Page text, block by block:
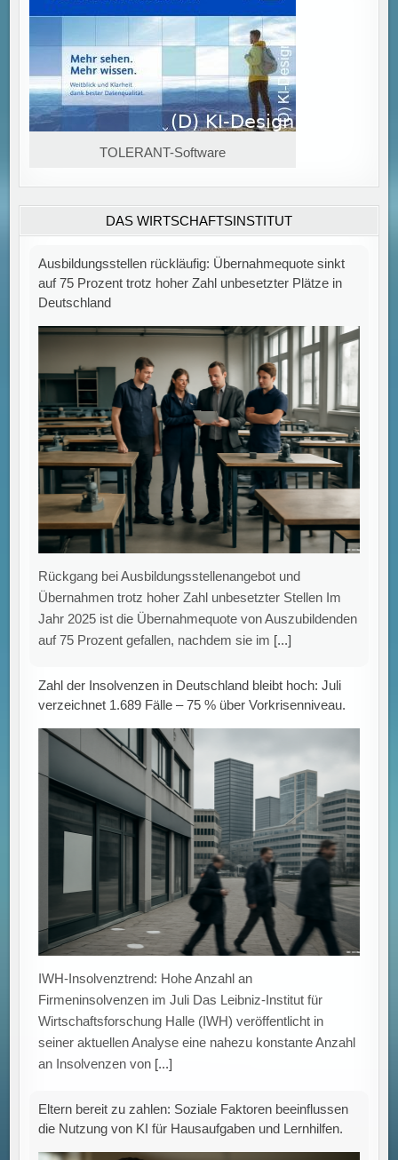
TOLERANT-Software
DAS WIRTSCHAFTSINSTITUT
Rückgang bei Ausbildungsstellenangebot und
auf 75 Prozent gefallen, nachdem sie im[...]
Zahl der Insolvenzen in Deutschland bleibt hoch: Juli
verzeichnet 1.689 Fälle – 75 % über Vorkrisenniveau.
IWH-Insolvenztrend: Hohe Anzahl an
Firmeninsolvenzen im Juli Das Leibniz-Institut für
Wirtschaftsforschung Halle (IWH) veröffentlicht in
seiner aktuellen Analyse eine nahezu konstante Anzahl
an Insolvenzen von[...]
Eltern bereit zu zahlen: Soziale Faktoren beeinflussen
die Nutzung von KI für Hausaufgaben und Lernhilfen.
Künstliche Intelligenz bei Hausaufgaben: Einfluss
sozialer Faktoren auf die Zahlungsbereitschaft der
Eltern Eine aktuelle Untersuchung zeigt, dass die
Nutzung künstlicher Intelligenz (KI) für schulische
Aufgaben[...]
Neuer Leitfaden zur CO₂-Fußabdruck-Berechnung:
Praxisorientierte Methodik für die Industrie durch
Factory-X und Fraunhofer IWU.